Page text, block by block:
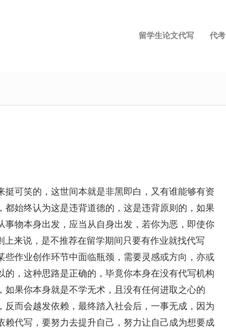
留学生论文代写 代考
挺可笑的，这世间本就是非黑即白，又有谁能够有资
始终认为这是违背道德的，这是违背原则的，如果
物本身出发，应当从自身出发，若你为恶，即使你
来说，是不推荐在留学期间只要有作业就找代写
作业创作环节中面临瓶颈，需要灵感或方向，亦或
，这种思路是正确的，毕竟你本身在没有代写机构
果你本身就是不学无术，且没有任何进取之心的
而会越发依赖，最终踏入社会后，一事无成，因为
代写，要努力去提升自己，努力让自己成为想要成